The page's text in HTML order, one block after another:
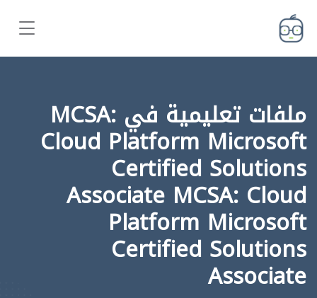
ملفات تعليمية في MCSA:
Cloud Platform Microsoft
Certified Solutions
Associate MCSA: Cloud
Platform Microsoft
Certified Solutions
Associate